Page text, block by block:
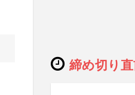
締め切り